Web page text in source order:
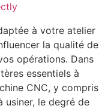
à votre atelier
la qualité de
opérations. Dans
essentiels à
CNC, y compris
usiner, le degré de